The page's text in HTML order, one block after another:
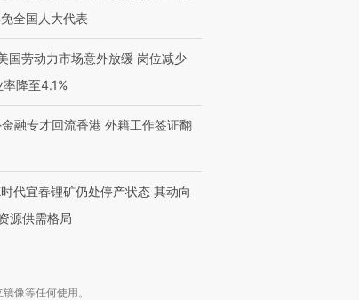
全国人大代表
国劳动力市场意外放缓 岗位减少
降至4.1%
融专才回流香港 外籍工作签证翻
代宜春锂矿仍处停产状态 其动向
源供需格局
像等任何使用。